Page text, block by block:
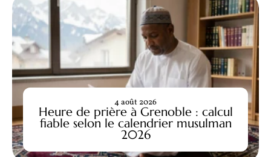
Heure de prière à Grenoble : calcul
fiable selon le calendrier musulman
2026
4 août 2026